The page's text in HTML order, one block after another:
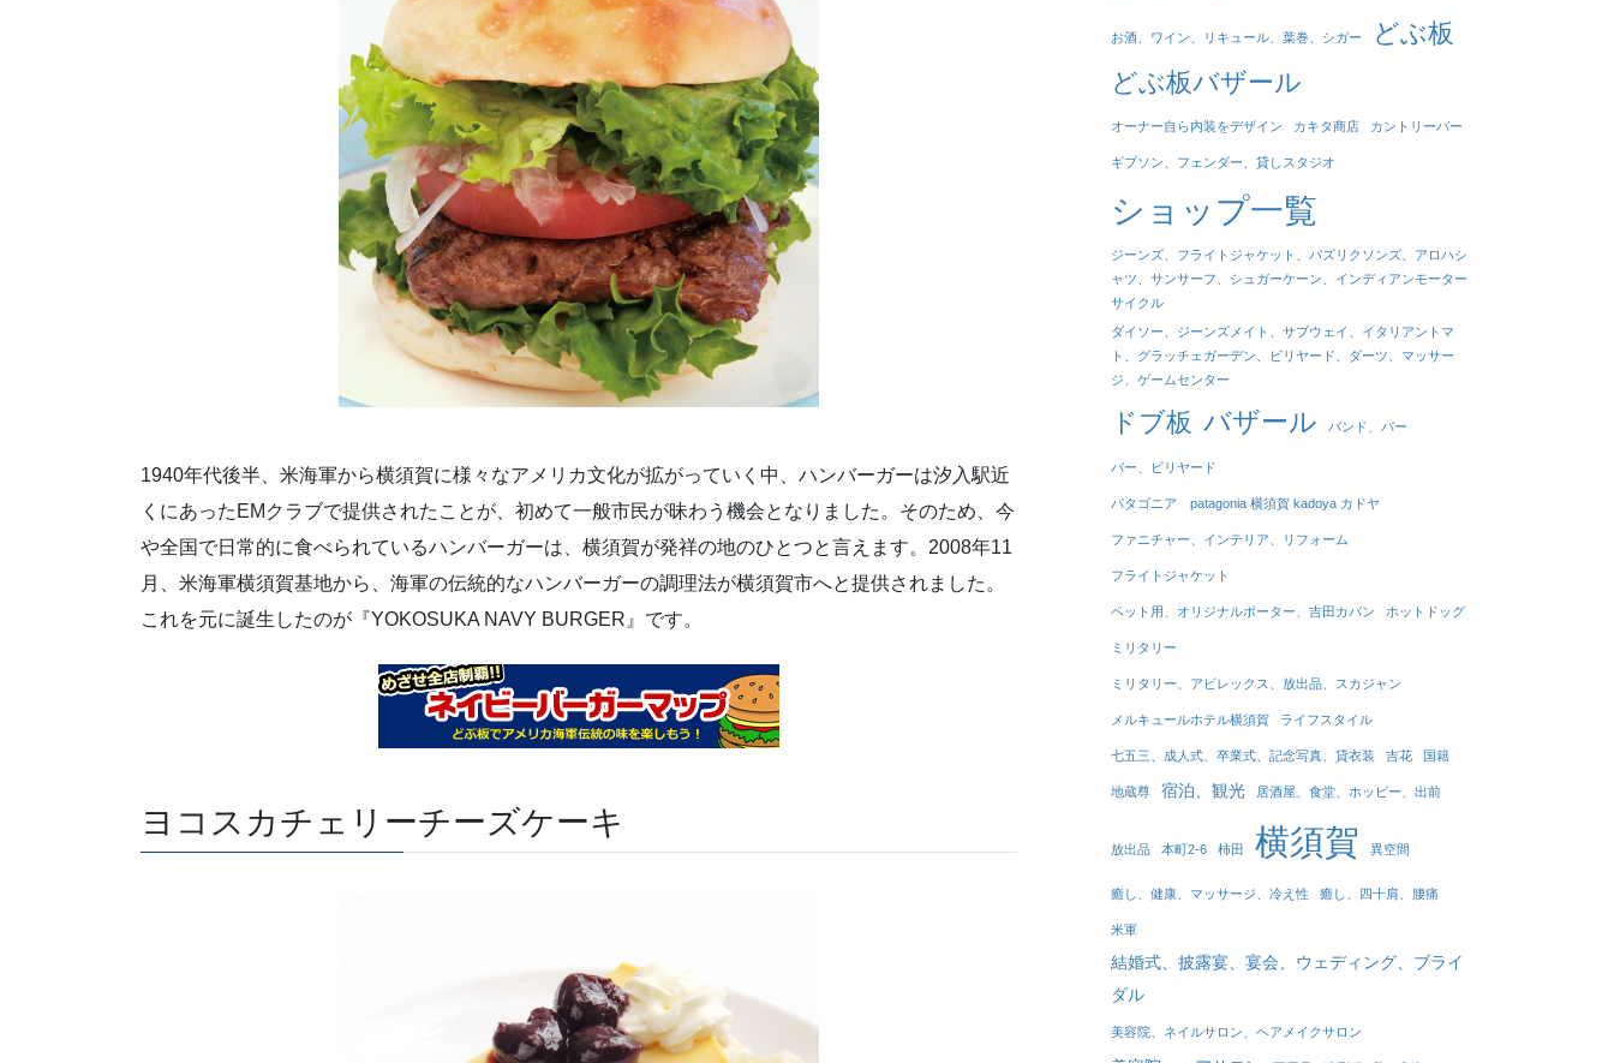
1940年代後半、米海軍から横須賀に様々なアメリカ文化が拡がっていく中、ハンバーガーは汐入駅近
くにあったEMクラブで提供されたことが、初めて一般市民が昧わう機会となりました。そのため、今
や全国で日常的に食べられているハンバーガーは、横須賀が発祥の地のひとつと言えます。2008年11
月、米海軍横須賀基地から、海軍の伝統的なハンバーガーの調理法が横須賀市へと提供されました。
これを元に誕生したのが『YOKOSUKA NAVY BURGER』です。
ヨコスカチェリーチーズケーキ
お酒、ワイン、リキュール、葉巻、シガー
どぶ板
どぶ板バザール
オーナー自ら内装をデザイン カキタ商店 カントリーバー
ギブソン、フェンダー、貸しスタジオ
ショップ一覧
ジーンズ、フライトジャケット、パズリクソンズ、アロハシ
ャツ、サンサーフ、シュガーケーン、インディアンモーター
サイクル
ダイソー、ジーンズメイト、サブウェイ、イタリアントマ
ト、グラッチェガーデン、ビリヤード、ダーツ、マッサー
ジ、ゲームセンター
ドブ板 バザール バンド、バー
バー、ビリヤード
パタゴニア patagonia 横須賀 kadoya カドヤ
ファニチャー、インテリア、リフォーム
フライトジャケット
ペット用、オリジナルポーター、吉田カバン ホットドッグ
ミリタリー
ミリタリー、アビレックス、放出品、スカジャン
メルキュールホテル横須賀 ライフスタイル
七五三、成人式、卒業式、記念写真、貸衣装 吉花 国籍
地蔵尊 宿泊、観光 居酒屋、食堂、ホッピー、出前
放出品 本町2-6 柿田 横須賀 異空間
癒し、健康、マッサージ、冷え性 癒し、四十肩、腰痛
米軍
結婚式、披露宴、宴会、ウェディング、ブライ
ダル
美容院、ネイルサロン、ヘアメイクサロン